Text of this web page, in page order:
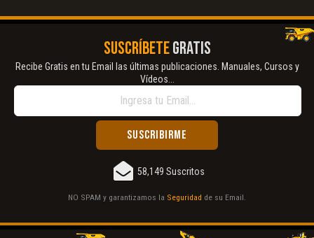
SUSCRÍBETEGRATIS
Recibe Gratis en tu Email las últimas publicaciones. Manuales, Cursos y
Vídeos...
58,149 Suscritos
NO SPAM y garantizamos la Seguridad de su Email.